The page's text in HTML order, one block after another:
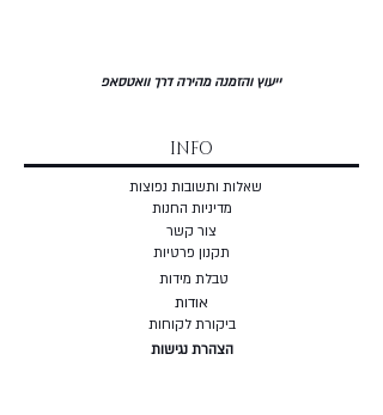
ייעוץ והזמנה מהירה דרך וואטסאפ
INFO
שאלות ותשובות נפוצות
מדיניות החנות
צור קשר
תקנון פרטיות
טבלת מידות
אודות
ביקורת לקוחות
הצהרת נגישות